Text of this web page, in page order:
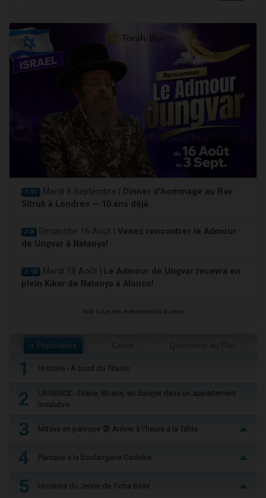
J-31 Mardi 8 Septembre |
Dinner d'hommage au Rav
Sitruk à Londres — 10 ans déjà
J-8 Dimanche 16 Août | Venez rencontrer le Admour
de Ungvar à Natanya!
J-10 Mardi 18 Août |
Le Admour de Ungvar recevra en
plein Kikar de Natanya à Alonzo!
Voir tous les événements à venir
+ Populaires
1 Histoire - À bord du Titanic
2
URGENCE - Diane, 80 ans, en danger dans un appartement
insalubre
3 Mitsva en panique 😨 Arriver à l'heure à la Téfila
4 Panique à la boulangerie Cachère
5 Horaires du Jeûne de Ticha Béav